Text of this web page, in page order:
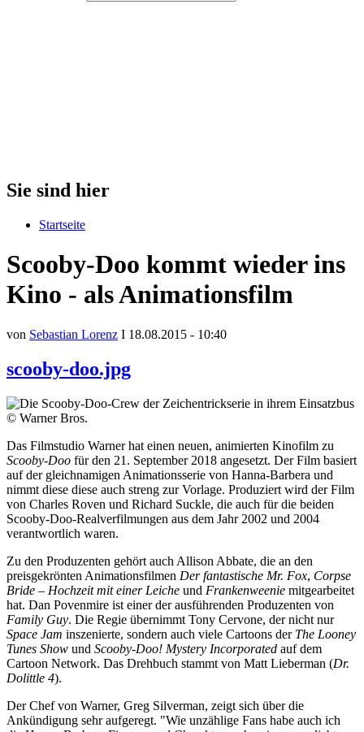
Sie sind hier
Startseite
Scooby-Doo kommt wieder ins
Kino - als Animationsfilm
von Sebastian Lorenz I 18.08.2015 - 10:40
scooby-doo.jpg
© Warner Bros.
Das Filmstudio Warner hat einen neuen, animierten Kinofilm zu
Scooby-Doo für den 21. September 2018 angesetzt. Der Film basiert
auf der gleichnamigen Animationsserie von Hanna-Barbera und
nimmt diese diese auch streng zur Vorlage. Produziert wird der Film
von Charles Roven und Richard Suckle, die auch für die beiden
Scooby-Doo-Realverfilmungen aus dem Jahr 2002 und 2004
verantwortlich waren.
Zu den Produzenten gehört auch Allison Abbate, die an den
preisgekrönten Animationsfilmen Der fantastische Mr. Fox, Corpse
Bride – Hochzeit mit einer Leiche und Frankenweenie mitgearbeitet
hat. Dan Povenmire ist einer der ausführenden Produzenten von
Family Guy. Die Regie übernimmt Tony Cervone, der nicht nur
Space Jam inszenierte, sondern auch viele Cartoons der The Looney
Tunes Show und Scooby-Doo! Mystery Incorporated auf dem
Cartoon Network. Das Drehbuch stammt von Matt Lieberman (Dr.
Dolittle 4).
Der Chef von Warner, Greg Silverman, zeigt sich über die
Ankündigung sehr aufgeregt. "Wie unzählige Fans habe auch ich